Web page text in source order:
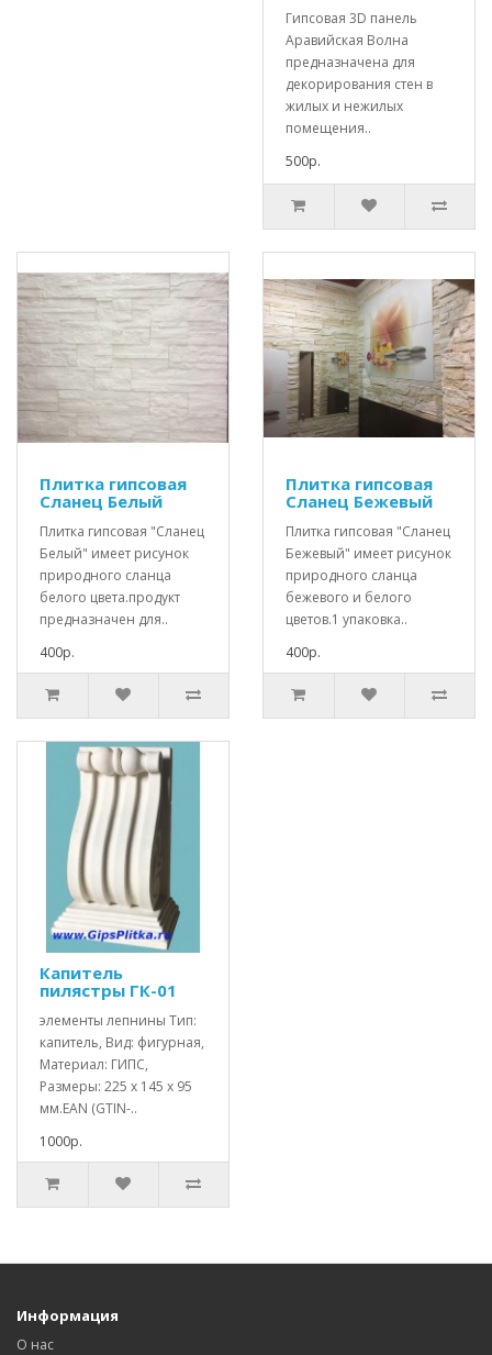
Гипсовая 3D панель
Аравийская Волна
предназначена для
декорирования стен в
жилых и нежилых
помещения..
500р.
Плитка гипсовая
Сланец Белый
Плитка гипсовая "Сланец
Белый" имеет рисунок
природного сланца
белого цвета.продукт
предназначен для..
400р.
Плитка гипсовая
Сланец Бежевый
Плитка гипсовая "Сланец
Бежевый" имеет рисунок
природного сланца
бежевого и белого
цветов.1 упаковка..
400р.
Капитель
пилястры ГК-01
элементы лепнины Тип:
капитель, Вид: фигурная,
Материал: ГИПС,
Размеры: 225 x 145 x 95
мм.EAN (GTIN-..
1000р.
Информация
О нас